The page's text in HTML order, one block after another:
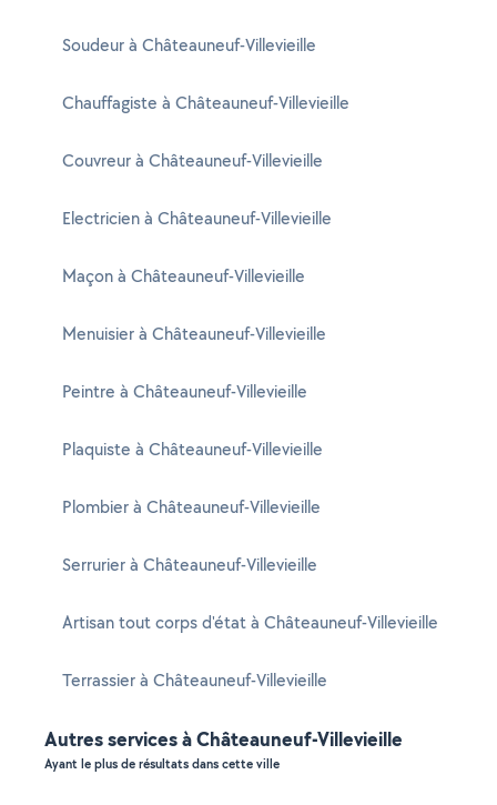
Soudeur à Châteauneuf-Villevieille
Chauffagiste à Châteauneuf-Villevieille
Couvreur à Châteauneuf-Villevieille
Electricien à Châteauneuf-Villevieille
Maçon à Châteauneuf-Villevieille
Menuisier à Châteauneuf-Villevieille
Peintre à Châteauneuf-Villevieille
Plaquiste à Châteauneuf-Villevieille
Plombier à Châteauneuf-Villevieille
Serrurier à Châteauneuf-Villevieille
Artisan tout corps d'état à Châteauneuf-Villevieille
Terrassier à Châteauneuf-Villevieille
Autres services à Châteauneuf-Villevieille
Ayant le plus de résultats dans cette ville